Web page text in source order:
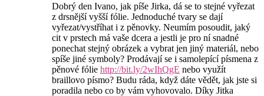
Dobrý den Ivano, jak píše Jirka, dá se to stejné vyřezat
z drsnější vyšší fólie. Jednoduché tvary se dají
vyřezat/vystříhat i z pěnovky. Neumím posoudit, jaký
cit v prstech má vaše dcera a jestli je pro ní snadné
ponechat stejný obrázek a vybrat jen jiný materiál, nebo
spíše jiné symboly? Prodávají se i samolepící písmena z
pěnové fólie http://bit.ly/2wIhQgE nebo využít
braillovo písmo? Budu ráda, když dáte vědět, jak jste si
poradila nebo co by vám vyhovovalo. Díky Jitka